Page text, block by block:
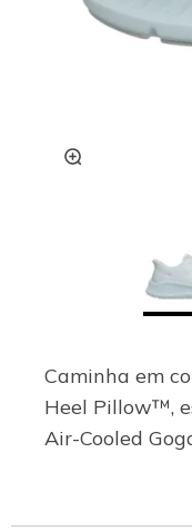
Caminha em
Heel Pillow™,
Air-Cooled